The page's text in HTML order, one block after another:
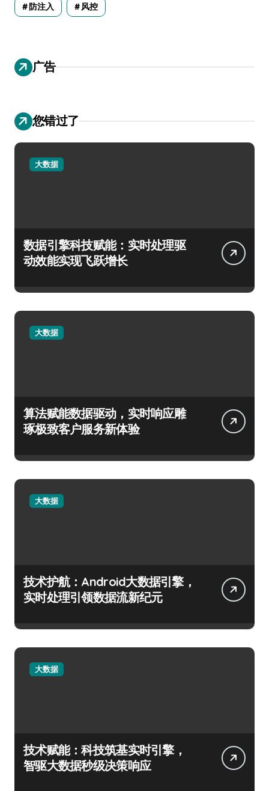
防注入 风控
广告
您错过了
大数据
数据引擎科技赋能：实时处理驱
动效能实现飞跃增长
大数据
算法赋能数据驱动，实时响应雕
琢极致客户服务新体验
大数据
技术护航：Android大数据引擎，
实时处理引领数据流新纪元
大数据
技术赋能：科技筑基实时引擎，
智驱大数据秒级决策响应